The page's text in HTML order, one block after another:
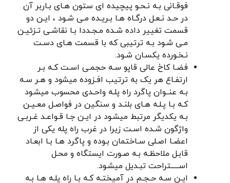
فوقـانی بـه نـحـو پیچیده ای ستون هـای بـاربر آن
در حـد نـعـل درگـاه هـا بـریـده مـی شـود ، ایـن دو
قسمت تغییر داده شـده مـجـددا بـا نقاشـی تـزئیـن
مـی شـود بـه ترتیبی که با قسمت هـای دسـت
نـخـورده یکسـان شـود.
فضـا کاخ عالی قاپو سـه حجمـی اسـت کـه بـر
ارتفـاع هر یک به ترتیب افـزوده میشود و هـر سـه
بـه عنــوان پاگرد راه پلـه واحـدى محسوب میشـود
کـه بـا پـلـه هـای بلنـد و سنگین در فواصـل معـيـن
بـه یکدیگر مرتبط میشـود در ایـن جـا قـواعـد غـربـی
واژگون شـده اسـت زیرا در غرب راه پله یکی از
اعضـا اصـلی سـاختمان بـوده و پاگرد هـا بـا ابعـاد
قابـل ملاحظـه بـه صـورت ایستگاه و محـل
اســـــتراحت تبـديل میشـود.
ایـن سـه حـجـم در آمیختـه کـه بـا راه پلـه هـا بـه